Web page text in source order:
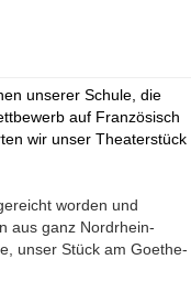
unserer Schule, die
auf Französisch
wir unser Theaterstück
worden und
aus ganz Nordrhein-
unser Stück am Goethe-